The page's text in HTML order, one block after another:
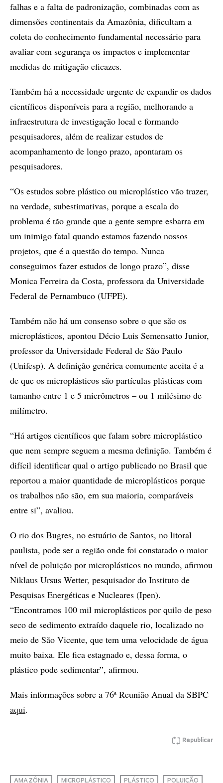
falhas e a falta de padronização, combinadas com as
dimensões continentais da Amazônia, dificultam a
coleta do conhecimento fundamental necessário para
avaliar com segurança os impactos e implementar
medidas de mitigação eficazes.
Também há a necessidade urgente de expandir os dados
científicos disponíveis para a região, melhorando a
infraestrutura de investigação local e formando
pesquisadores, além de realizar estudos de
acompanhamento de longo prazo, apontaram os
pesquisadores.
“Os estudos sobre plástico ou microplástico vão trazer,
na verdade, subestimativas, porque a escala do
problema é tão grande que a gente sempre esbarra em
um inimigo fatal quando estamos fazendo nossos
projetos, que é a questão do tempo. Nunca
conseguimos fazer estudos de longo prazo”, disse
Monica Ferreira da Costa, professora da Universidade
Federal de Pernambuco (UFPE).
Também não há um consenso sobre o que são os
microplásticos, apontou Décio Luis Semensatto Junior,
professor da Universidade Federal de São Paulo
(Unifesp). A definição genérica comumente aceita é a
de que os microplásticos são partículas plásticas com
tamanho entre 1 e 5 micrômetros – ou 1 milésimo de
milímetro.
“Há artigos científicos que falam sobre microplástico
que nem sempre seguem a mesma definição. Também é
difícil identificar qual o artigo publicado no Brasil que
reportou a maior quantidade de microplásticos porque
os trabalhos não são, em sua maioria, comparáveis
entre si”, avaliou.
O rio dos Bugres, no estuário de Santos, no litoral
paulista, pode ser a região onde foi constatado o maior
nível de poluição por microplásticos no mundo, afirmou
Niklaus Ursus Wetter, pesquisador do Instituto de
Pesquisas Energéticas e Nucleares (Ipen).
“Encontramos 100 mil microplásticos por quilo de peso
seco de sedimento extraído daquele rio, localizado no
meio de São Vicente, que tem uma velocidade de água
muito baixa. Ele fica estagnado e, dessa forma, o
plástico pode sedimentar”, afirmou.
Mais informações sobre a 76ª Reunião Anual da SBPC
aqui.
Republicar
AMAZÔNIA MICROPLÁSTICO PLÁSTICO POLUIÇÃO